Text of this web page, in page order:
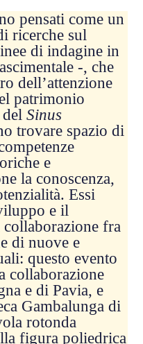
pensati come un
ricerche sul
di indagine in
-, che
dell’attenzione
patrimonio
delSinus
trovare spazio di
e
la conoscenza,
Essi
e il
fra
di nuove e
questo evento
collaborazione
e di Pavia, e
Gambalunga di
rotonda
figura poliedrica